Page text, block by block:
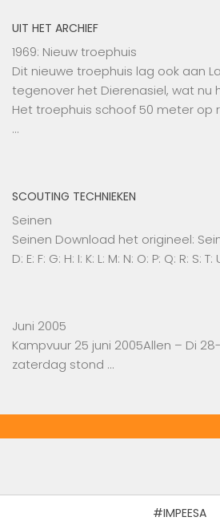
UIT HET ARCHIEF
1969: Nieuw troephuis
Dit nieuwe troephuis lag ook aan
tegenover het Dierenasiel, wat nu
Het troephuis schoof 50 meter op
…
SCOUTING TECHNIEKEN
Seinen
Seinen Download het origineel:
D: E: F: G: H: I: K: L: M: N: O: P: Q: R: S: T:
Juni 2005
Kampvuur 25 juni 2005Allen – Di
zaterdag stond …
#IMPEESA